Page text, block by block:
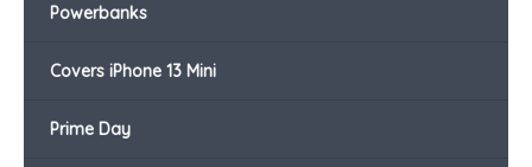
Powerbanks
Covers iPhone 13 Mini
Prime Day